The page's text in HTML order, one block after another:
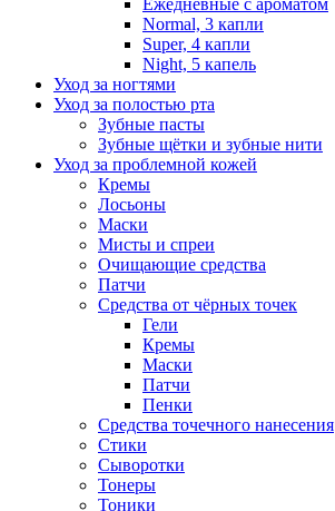
Ежедневные с ароматом
Normal, 3 капли
Super, 4 капли
Night, 5 капель
Уход за ногтями
Уход за полостью рта
Зубные пасты
Зубные щётки и зубные нити
Уход за проблемной кожей
Кремы
Лосьоны
Маски
Мисты и спреи
Очищающие средства
Патчи
Средства от чёрных точек
Гели
Кремы
Маски
Патчи
Пенки
Средства точечного нанесения
Стики
Сыворотки
Тонеры
Тоники